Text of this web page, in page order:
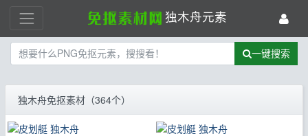
独木舟元素
一键搜索
独木舟免抠素材（364个）